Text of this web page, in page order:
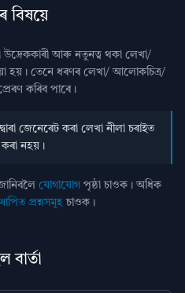
বিষয়ে
উদ্রেককাৰী আৰু নতুনত্ব থকা লেখা/
হয়। তেনে ধৰণৰ লেখা/ আলোকচিত্ৰ/
কৰিব পাৰে।
জেনেৰেট কৰা লেখা নীলা চৰাইত
কৰা নহয়।
যোগাযোগ পৃষ্ঠা চাওক। অধিক
প্ৰশ্নসমূহচাওক।
বাৰ্তা